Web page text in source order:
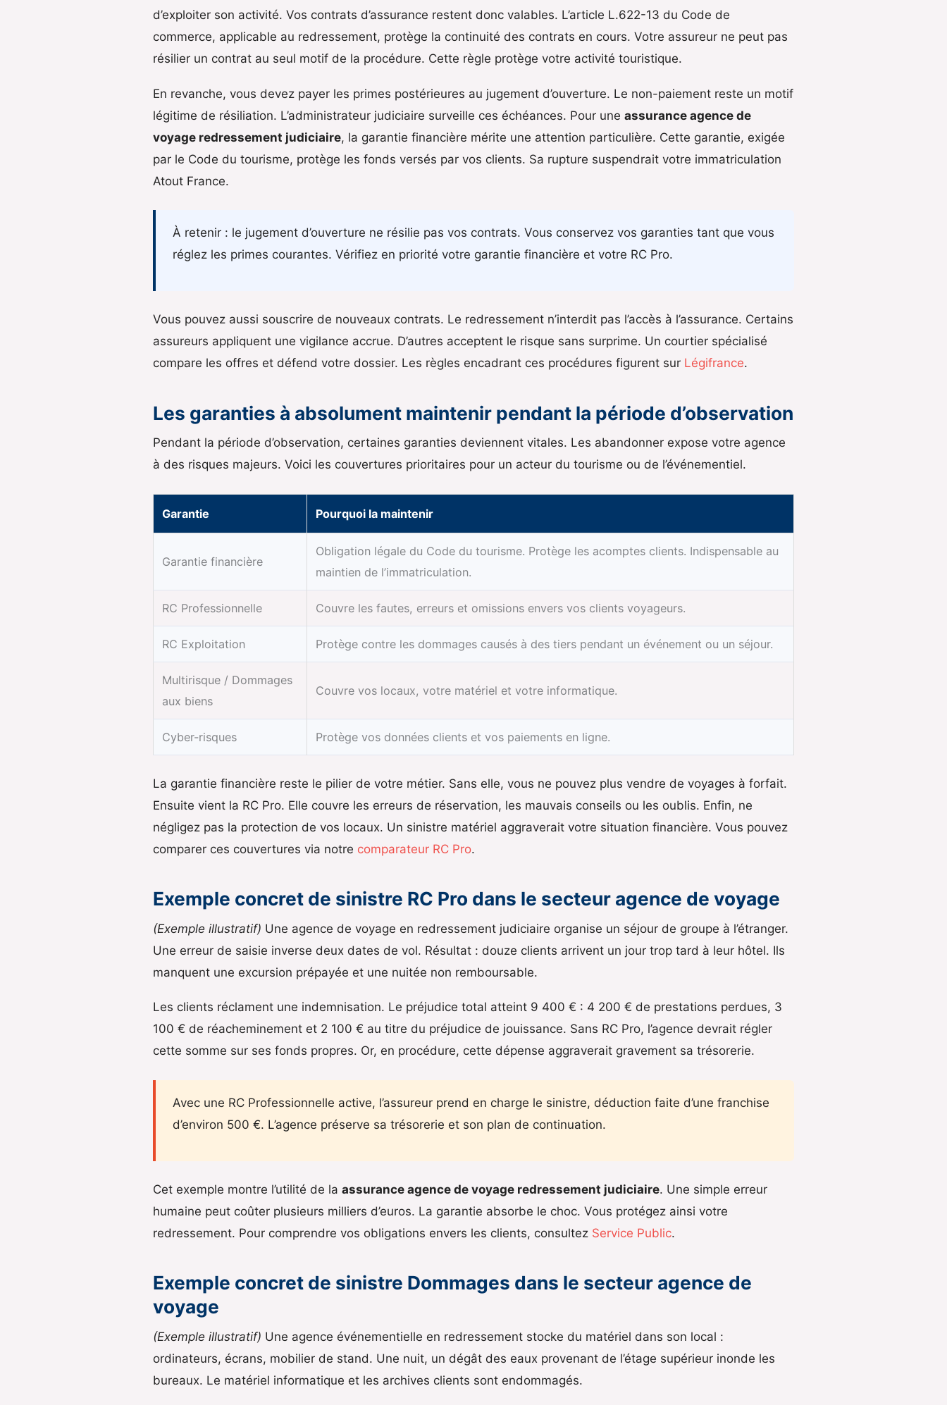
d’exploiter son activité. Vos contrats d’assurance restent donc valables. L’article L.622-13 du Code de
commerce, applicable au redressement, protège la continuité des contrats en cours. Votre assureur ne peut pas
résilier un contrat au seul motif de la procédure. Cette règle protège votre activité touristique.
En revanche, vous devez payer les primes postérieures au jugement d’ouverture. Le non-paiement reste un motif
légitime de résiliation. L’administrateur judiciaire surveille ces échéances. Pour une assurance agence de
voyage redressement judiciaire, la garantie financière mérite une attention particulière. Cette garantie, exigée
par le Code du tourisme, protège les fonds versés par vos clients. Sa rupture suspendrait votre immatriculation
Atout France.
À retenir : le jugement d’ouverture ne résilie pas vos contrats. Vous conservez vos garanties tant que vous
réglez les primes courantes. Vérifiez en priorité votre garantie financière et votre RC Pro.
Vous pouvez aussi souscrire de nouveaux contrats. Le redressement n’interdit pas l’accès à l’assurance. Certains
assureurs appliquent une vigilance accrue. D’autres acceptent le risque sans surprime. Un courtier spécialisé
compare les offres et défend votre dossier. Les règles encadrant ces procédures figurent sur Légifrance.
Les garanties à absolument maintenir pendant la période d’observation
Pendant la période d’observation, certaines garanties deviennent vitales. Les abandonner expose votre agence
à des risques majeurs. Voici les couvertures prioritaires pour un acteur du tourisme ou de l’événementiel.
Garantie Pourquoi la maintenir
Garantie financière
Obligation légale du Code du tourisme. Protège les acomptes clients. Indispensable au
maintien de l’immatriculation.
RC Professionnelle Couvre les fautes, erreurs et omissions envers vos clients voyageurs.
RC Exploitation Protège contre les dommages causés à des tiers pendant un événement ou un séjour.
Multirisque / Dommages
aux biens
Couvre vos locaux, votre matériel et votre informatique.
Cyber-risques Protège vos données clients et vos paiements en ligne.
La garantie financière reste le pilier de votre métier. Sans elle, vous ne pouvez plus vendre de voyages à forfait.
Ensuite vient la RC Pro. Elle couvre les erreurs de réservation, les mauvais conseils ou les oublis. Enfin, ne
négligez pas la protection de vos locaux. Un sinistre matériel aggraverait votre situation financière. Vous pouvez
comparer ces couvertures via notre comparateur RC Pro.
Exemple concret de sinistre RC Pro dans le secteur agence de voyage
(Exemple illustratif) Une agence de voyage en redressement judiciaire organise un séjour de groupe à l’étranger.
Une erreur de saisie inverse deux dates de vol. Résultat : douze clients arrivent un jour trop tard à leur hôtel. Ils
manquent une excursion prépayée et une nuitée non remboursable.
Les clients réclament une indemnisation. Le préjudice total atteint 9 400 € : 4 200 € de prestations perdues, 3
100 € de réacheminement et 2 100 € au titre du préjudice de jouissance. Sans RC Pro, l’agence devrait régler
cette somme sur ses fonds propres. Or, en procédure, cette dépense aggraverait gravement sa trésorerie.
Avec une RC Professionnelle active, l’assureur prend en charge le sinistre, déduction faite d’une franchise
d’environ 500 €. L’agence préserve sa trésorerie et son plan de continuation.
Cet exemple montre l’utilité de la assurance agence de voyage redressement judiciaire. Une simple erreur
humaine peut coûter plusieurs milliers d’euros. La garantie absorbe le choc. Vous protégez ainsi votre
redressement. Pour comprendre vos obligations envers les clients, consultez Service Public.
Exemple concret de sinistre Dommages dans le secteur agence de
voyage
(Exemple illustratif) Une agence événementielle en redressement stocke du matériel dans son local :
ordinateurs, écrans, mobilier de stand. Une nuit, un dégât des eaux provenant de l’étage supérieur inonde les
bureaux. Le matériel informatique et les archives clients sont endommagés.